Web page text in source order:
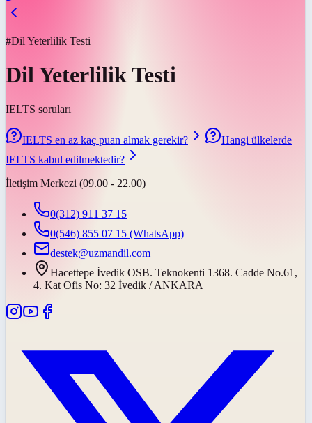
#Dil Yeterlilik Testi
Dil Yeterlilik Testi
IELTS soruları
IELTS en az kaç puan almak gerekir?
Hangi ülkelerde
IELTS kabul edilmektedir?
İletişim Merkezi (09.00 - 22.00)
0(312) 911 37 15
0(546) 855 07 15 (WhatsApp)
destek@uzmandil.com
Hacettepe İvedik OSB. Teknokenti 1368. Cadde No.61,
4. Kat Ofis No: 32 İvedik / ANKARA